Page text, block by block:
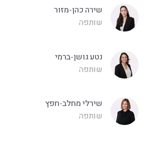
שירה כהן-מזור
שותפה
נטע גושן-ברמי
שותפה
שירלי מחלב-חפץ
שותפה